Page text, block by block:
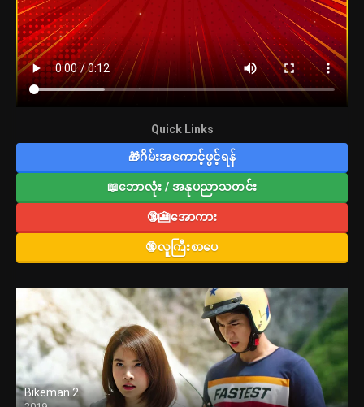
Quick Links
🎁ဂိမ်းအကောင့်ဖွင့်ရန်
📖ဘောလုံး / အနုပညာသတင်း
🔞🎦အောကား
🔞လူကြီးစာပေ
Bikeman 2